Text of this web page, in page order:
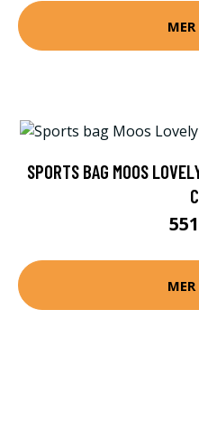
SPORTS BAG MOOS